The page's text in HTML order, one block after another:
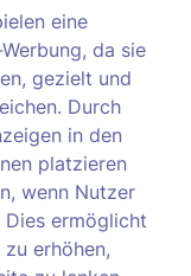
eine
da sie
gezielt und
Durch
in den
platzieren
wenn Nutzer
Dies ermöglicht
erhöhen,